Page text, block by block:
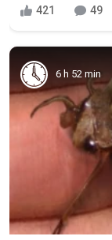
421 49
6 h 52 min